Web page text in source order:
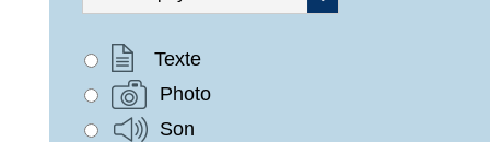
Texte
Photo
Son